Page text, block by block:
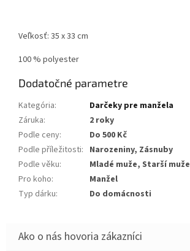
Veľkosť: 35 x 33 cm
100 % polyester
Dodatočné parametre
Kategória:
Darčeky pre manžela
Záruka:
2 roky
Podle ceny:
Do 500 Kč
Podle příležitosti: Narozeniny, Zásnuby
Podle věku:
Mladé muže, Starší muže
Pro koho:
Manžel
Typ dárku: Do domácnosti